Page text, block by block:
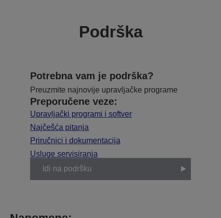
Podrška
Potrebna vam je podrška?
Preuzmite najnovije upravljačke programe
Preporučene veze:
Upravljački programi i softver
Najčešća pitanja
Priručnici i dokumentacija
Usluge servisiranja
Idi na podršku